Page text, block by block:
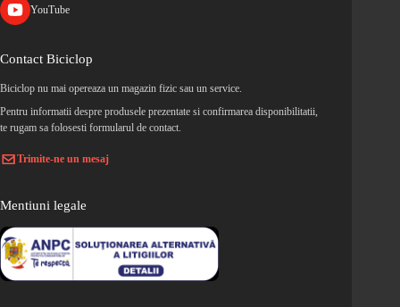
YouTube
Contact Biciclop
Biciclop nu mai opereaza un magazin fizic sau un service.
Pentru informatii despre produsele prezentate si confirmarea disponibilitatii,
te rugam sa folosesti formularul de contact.
Trimite-ne un mesaj
Mentiuni legale